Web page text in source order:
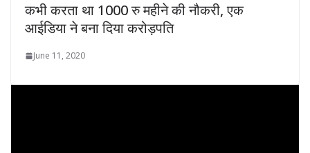
कभी करता था 1000 रु महीने की नौकरी, एक
आईडिया ने बना दिया करोड़पति
June 11, 2020